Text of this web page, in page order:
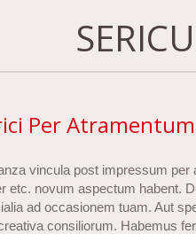
Per
vincula post impressum per
etc. novum aspectum habent.
ad occasionem tuam. Aut
consiliorum. Habemus